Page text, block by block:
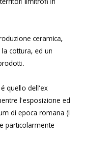
ceramica,
cottura, ed un
quello dell'ex
l'esposizione ed
di epoca romana (I
particolarmente